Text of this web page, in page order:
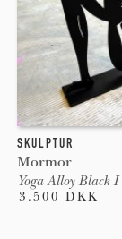
SKULPTUR
Mormor
Yoga Alloy Black I
3.500 DKK